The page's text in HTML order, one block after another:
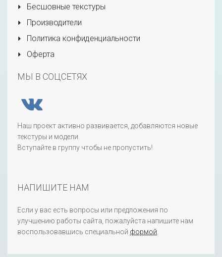
Бесшовные текстуры
Производители
Политика конфиденциальности
Оферта
МЫ В СОЦСЕТЯХ
Наш проект активно развивается, добавляются новые
текстуры и модели.
Вступайте в группу чтобы не пропустить!
НАПИШИТЕ НАМ
Если у вас есть вопросы или предложения по
улучшению работы сайта, пожалуйста напишите нам
воспользовавшись специальной формой.